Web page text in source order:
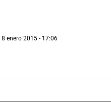
8 enero 2015 - 17:06